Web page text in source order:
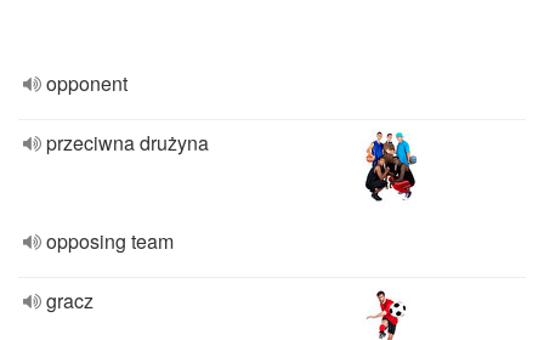
opponent
przeciwna drużyna
opposing team
gracz